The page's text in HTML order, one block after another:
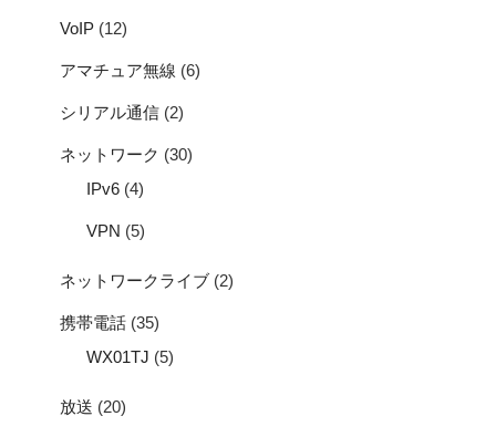
VoIP (12)
アマチュア無線 (6)
シリアル通信 (2)
ネットワーク (30)
IPv6 (4)
VPN (5)
ネットワークライブ (2)
携帯電話 (35)
WX01TJ (5)
放送 (20)